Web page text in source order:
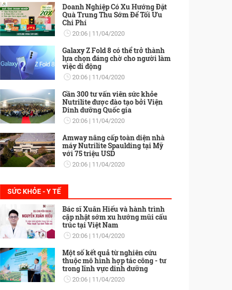
Doanh Nghiệp Có Xu Hướng Đặt
Quà Trung Thu Sớm Để Tối Ưu
Chi Phí
20:06 11/04/2020
Galaxy Z Fold 8 có thể trở thành
lựa chọn đáng chờ cho người làm
việc di động
20:06 11/04/2020
Gần 300 tư vấn viên sức khỏe
Nutrilite được đào tạo bởi Viện
Dinh dưỡng Quốc gia
20:06 11/04/2020
Amway nâng cấp toàn diện nhà
máy Nutrilite Spaulding tại Mỹ
với 75 triệu USD
20:06 11/04/2020
SỨC KHỎE - Y TẾ
Bác sĩ Xuân Hiếu và hành trình
cập nhật sớm xu hướng mũi cấu
trúc tại Việt Nam
20:06 11/04/2020
Một số kết quả từ nghiên cứu
thuộc mô hình hợp tác công - tư
trong lĩnh vực dinh dưỡng
20:06 11/04/2020